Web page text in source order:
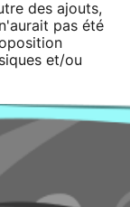
des ajouts,
pas été
et/ou